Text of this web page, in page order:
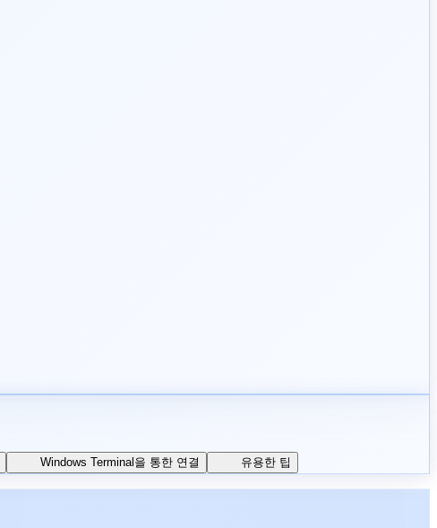
Windows Terminal을 통한 연결 유용한 팁